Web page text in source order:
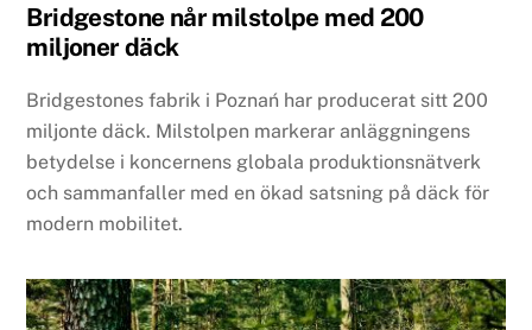
Bridgestone når milstolpe med 200
miljoner däck
Bridgestones fabrik i Poznań har producerat sitt 200
miljonte däck. Milstolpen markerar anläggningens
betydelse i koncernens globala produktionsnätverk
och sammanfaller med en ökad satsning på däck för
modern mobilitet.